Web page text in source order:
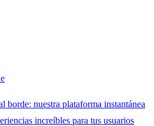
borde: nuestra plataforma instantánea
increíbles para tus usuarios